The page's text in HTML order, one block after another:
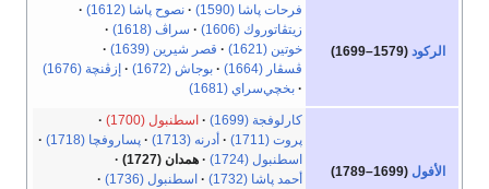
الركود (1579–1699)
فرحات پاشا (1590)
نصوح پاشا (1612)
زيتڤاتوروك (1606)
سراڤ (1618)
خوتين (1621)
قصر شيرين (1639)
ڤسڤار (1664)
بوجاش (1672)
إزڤنچة (1676)
بخچي‌سراي (1681)
الأفول (1699–1789)
كارلوفجة (1699)
اسطنبول (1700)
پروت (1711)
أدرنه (1713)
پساروفچا (1718)
اسطنبول (1724)
همدان (1727)
أحمد پاشا (1732)
اسطنبول (1736)